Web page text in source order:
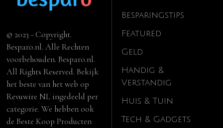
© 2023 - Copyright.
Besparo.nl. Alle Rechten
voorbehouden. Besparo.nl.
All Rights Reserved. Bekijk
het beste van het web op
Revuwire NL ingedeeld per
categorie. We hebben ook
deBeste Koop Producten
Besparingstips
Featured
Geld
Handig &
Verstandig
Huis & Tuin
Tech & Gadgets